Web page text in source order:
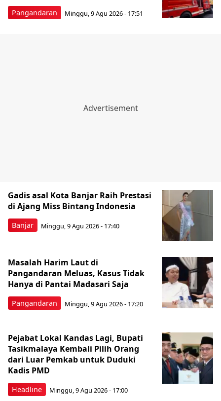
Pangandaran Minggu, 9 Agu 2026 - 17:51
Banjar
Gadis asal Kota Banjar Raih Prestasi
di Ajang Miss Bintang Indonesia
Minggu, 9 Agu 2026 - 17:40
Pangandaran
Masalah Harim Laut di
Pangandaran Meluas, Kasus Tidak
Hanya di Pantai Madasari Saja
Minggu, 9 Agu 2026 - 17:20
Headline
Pejabat Lokal Kandas Lagi, Bupati
Tasikmalaya Kembali Pilih Orang
dari Luar Pemkab untuk Duduki
Kadis PMD
Minggu, 9 Agu 2026 - 17:00